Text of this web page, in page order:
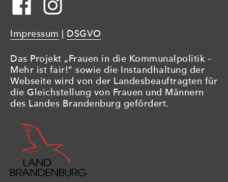
Impressum DSGVO
Das Projekt „Frauen in die Kommunalpolitik –
Mehr ist fair!“ sowie die Instandhaltung der
Webseite wird von der Landesbeauftragten für
die Gleichstellung von Frauen und Männern
des Landes Brandenburg gefördert.